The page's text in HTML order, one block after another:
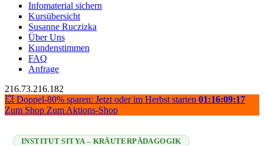
Infomaterial sichern
Kursübersicht
Susanne Ruczizka
Über Uns
Kundenstimmen
FAQ
Anfrage
216.73.216.182
💥 Doppel-80% sparen: Jetzt oder im Herbst starten 01:16:09:17
Zum Shop Zum Aktions-Shop
INSTITUT SITYA – KRÄUTERPÄDAGOGIK